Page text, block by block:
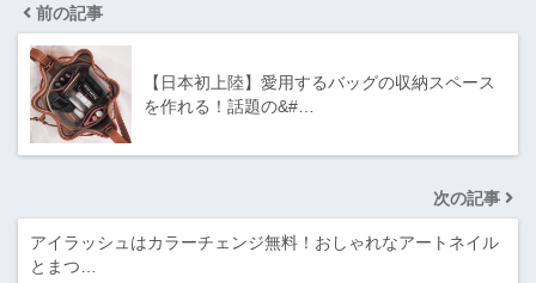
前の記事
【日本初上陸】愛用するバッグの収納スペース
を作れる！話題の&#…
次の記事
アイラッシュはカラーチェンジ無料！おしゃれなアートネイル
とまつ…